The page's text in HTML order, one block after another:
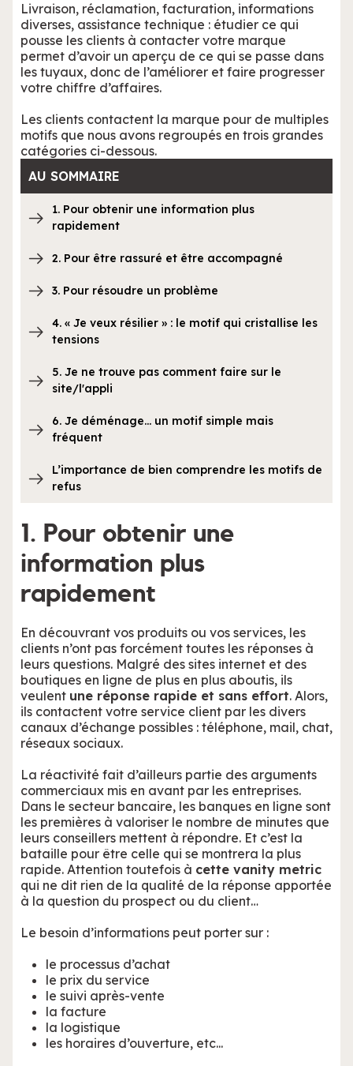
Livraison, réclamation, facturation, informations
diverses, assistance technique : étudier ce qui
pousse les clients à contacter votre marque
permet d’avoir un aperçu de ce qui se passe dans
les tuyaux, donc de l’améliorer et faire progresser
votre chiffre d’affaires.
Les clients contactent la marque pour de multiples
motifs que nous avons regroupés en trois grandes
catégories ci-dessous.
AU SOMMAIRE
1. Pour obtenir une information plus
rapidement
2. Pour être rassuré et être accompagné
3. Pour résoudre un problème
4. « Je veux résilier » : le motif qui cristallise les
tensions
5. Je ne trouve pas comment faire sur le
site/l'appli
6. Je déménage… un motif simple mais
fréquent
L’importance de bien comprendre les motifs de
refus
1. Pour obtenir une
information plus
rapidement
En découvrant vos produits ou vos services, les
clients n’ont pas forcément toutes les réponses à
leurs questions. Malgré des sites internet et des
boutiques en ligne de plus en plus aboutis, ils
veulent une réponse rapide et sans effort. Alors,
ils contactent votre service client par les divers
canaux d’échange possibles : téléphone, mail, chat,
réseaux sociaux.
La réactivité fait d’ailleurs partie des arguments
commerciaux mis en avant par les entreprises.
Dans le secteur bancaire, les banques en ligne sont
les premières à valoriser le nombre de minutes que
leurs conseillers mettent à répondre. Et c’est la
bataille pour être celle qui se montrera la plus
rapide. Attention toutefois à cette vanity metric
qui ne dit rien de la qualité de la réponse apportée
à la question du prospect ou du client…
Le besoin d’informations peut porter sur :
le processus d’achat
le prix du service
le suivi après-vente
la facture
la logistique
les horaires d’ouverture, etc...